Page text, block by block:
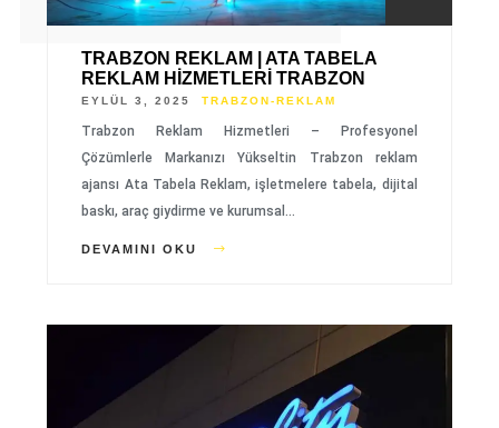
TRABZON REKLAM | ATA TABELA
REKLAM HIZMETLERI TRABZON
EYLÜL 3, 2025 TRABZON-REKLAM
Trabzon Reklam Hizmetleri – Profesyonel
Çözümlerle Markanızı Yükseltin Trabzon reklam
ajansı Ata Tabela Reklam, işletmelere tabela, dijital
baskı, araç giydirme ve kurumsal…
DEVAMINI OKU